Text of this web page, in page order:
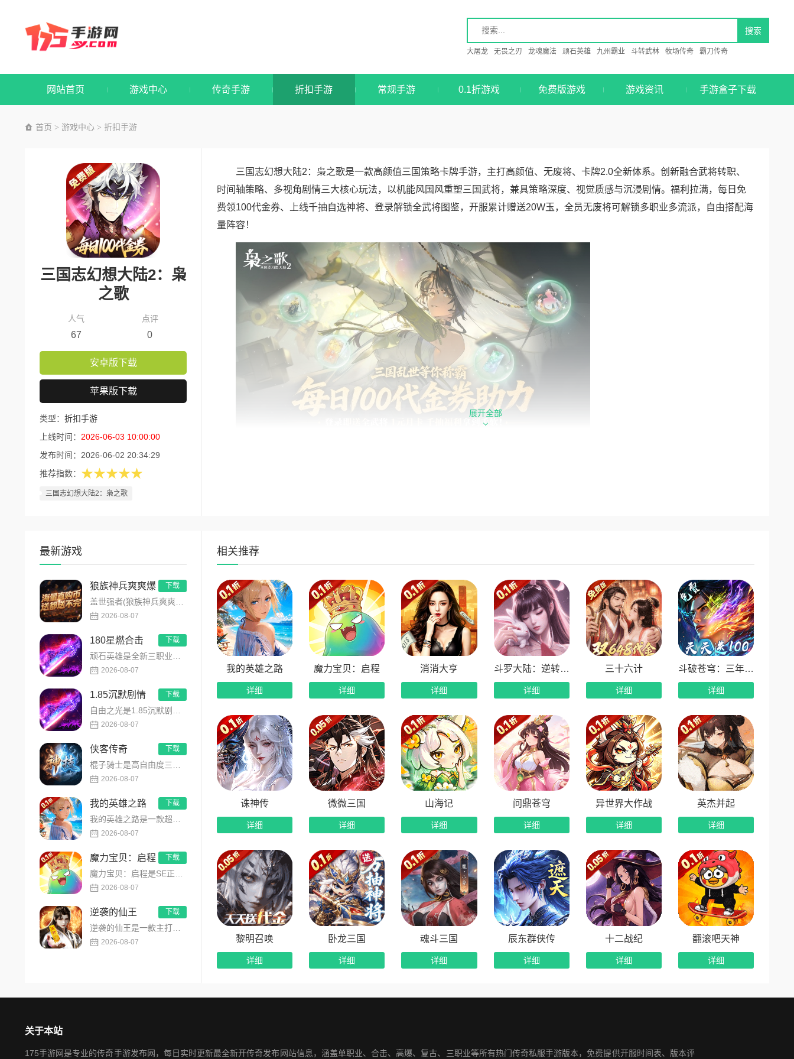
大屠龙 无畏之刃 龙魂魔法 顽石英雄 九州霸业 斗转武林 牧场传奇 霸刀传奇
网站首页 游戏中心 传奇手游 折扣手游 常规手游 0.1折游戏 免费版游戏 游戏资讯 手游盒子下载
首页 > 游戏中心 > 折扣手游
三国志幻想大陆2：枭
之歌
人气
67
点评
0
安卓版下载
苹果版下载
类型： 折扣手游
上线时间： 2026-06-03 10:00:00
发布时间： 2026-06-02 20:34:29
推荐指数： ★★★★★
三国志幻想大陆2：枭之歌
三国志幻想大陆2：枭之歌是一款高颜值三国策略卡牌手游，主打高颜值、无废将、卡牌2.0全新体系。创新融合武将转职、
时间轴策略、多视角剧情三大核心玩法，以机能风国风重塑三国武将，兼具策略深度、视觉质感与沉浸剧情。福利拉满，每日免
费领100代金券、上线千抽自选神将、登录解锁全武将图鉴，开服累计赠送20W玉，全员无废将可解锁多职业多流派，自由搭配海
量阵容！
5、全民无废将多流派：全员武将均可培养，多职业自由体验，解锁不同战斗流派，策略搭配玩法丰富不单调。
展开全部
最新游戏
狼族神兵爽爽爆
盖世强者(狼族神兵爽爽爆)是主打高福利、高爆率、长线挂机的东方玄幻传奇手游！开局即送2亿切割、千万群切、八大...
2026-08-07
下载
180星燃合击
顽石英雄是全新三职业英雄合击传奇手游，无套路无脑上手，全程无硬性消费！永久内置3折充值福利，每日上线领648...
2026-08-07
下载
1.85沉默剧情
自由之光是1.85沉默剧情版单职业传奇手游，主打散人可打可嫖良心玩法！每日免费送328代币，海量礼包全程白嫖...
2026-08-07
下载
侠客传奇
棍子骑士是高自由度三职业侠客传奇手游，主打百种技能自由搭配！解锁海量天赋与被动效果，搭配炫酷粒子技能特效，刷...
2026-08-07
下载
我的英雄之路
我的英雄之路是一款超人气动漫正版改编的0.1折高福利卡牌策略手游，以经典进击主题世界观为核心，高度还原原作剧...
2026-08-07
下载
魔力宝贝：启程
魔力宝贝：启程是SE正版授权放置回合卡牌RPG手游，复刻法兰王国经典剧情与Q版画风！融合离线挂机、自由转职、...
2026-08-07
下载
逆袭的仙王
逆袭的仙王是一款主打沉浸式剧情的东方仙侠多人角色扮演手游，打破传统凡人逆袭的老旧叙事，打造独树一帜的仙王回归...
2026-08-07
下载
相关推荐
我的英雄之路
详细
魔力宝贝：启程
详细
消消大亨
详细
斗罗大陆：逆转时空
详细
三十六计
详细
斗破苍穹：三年之约
详细
诛神传
详细
微微三国
详细
山海记
详细
问鼎苍穹
详细
异世界大作战
详细
英杰并起
详细
黎明召唤
详细
卧龙三国
详细
魂斗三国
详细
辰东群侠传
详细
十二战纪
详细
翻滚吧天神
详细
关于本站
175手游网是专业的传奇手游发布网，每日实时更新最全新开传奇发布网站信息，涵盖单职业、合击、高爆、复古、三职业等所有热门传奇私服手游版本，免费提供开服时间表、版本评